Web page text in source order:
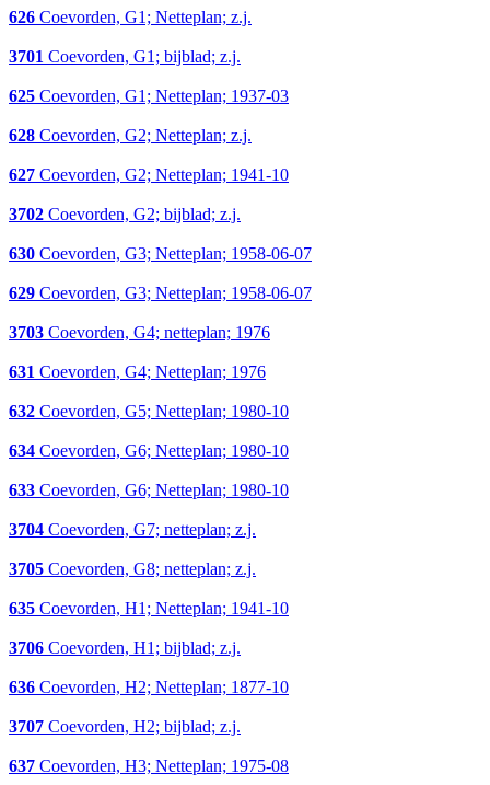
626 Coevorden, G1; Netteplan; z.j.
3701 Coevorden, G1; bijblad; z.j.
625 Coevorden, G1; Netteplan; 1937-03
628 Coevorden, G2; Netteplan; z.j.
627 Coevorden, G2; Netteplan; 1941-10
3702 Coevorden, G2; bijblad; z.j.
630 Coevorden, G3; Netteplan; 1958-06-07
629 Coevorden, G3; Netteplan; 1958-06-07
3703 Coevorden, G4; netteplan; 1976
631 Coevorden, G4; Netteplan; 1976
632 Coevorden, G5; Netteplan; 1980-10
634 Coevorden, G6; Netteplan; 1980-10
633 Coevorden, G6; Netteplan; 1980-10
3704 Coevorden, G7; netteplan; z.j.
3705 Coevorden, G8; netteplan; z.j.
635 Coevorden, H1; Netteplan; 1941-10
3706 Coevorden, H1; bijblad; z.j.
636 Coevorden, H2; Netteplan; 1877-10
3707 Coevorden, H2; bijblad; z.j.
637 Coevorden, H3; Netteplan; 1975-08